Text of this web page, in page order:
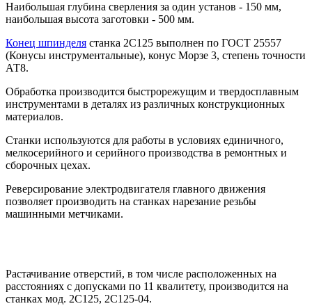
Наибольшая глубина сверления за один установ - 150 мм,
наибольшая высота заготовки - 500 мм.
Конец шпинделя станка 2С125 выполнен по ГОСТ 25557
(Конусы инструментальные), конус Морзе 3, степень точности
АТ8.
Обработка производится быстрорежущим и твердосплавным
инструментами в деталях из различных конструкционных
материалов.
Станки используются для работы в условиях единичного,
мелкосерийного и серийного производства в ремонтных и
сборочных цехах.
Реверсирование электродвигателя главного движения
позволяет производить на станках нарезание резьбы
машинными метчиками.
Растачивание отверстий, в том числе расположенных на
расстояниях с допусками по 11 квалитету, производится на
станках мод. 2С125, 2С125-04.